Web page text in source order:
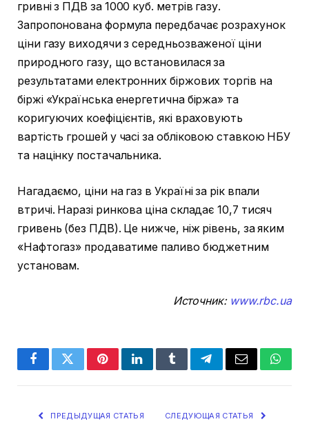
гривні з ПДВ за 1000 куб. метрів газу.
Запропонована формула передбачає розрахунок
ціни газу виходячи з середньозваженої ціни
природного газу, що встановилася за
результатами електронних біржових торгів на
біржі «Українська енергетична біржа» та
коригуючих коефіцієнтів, які враховують
вартість грошей у часі за обліковою ставкою НБУ
та націнку постачальника.
Нагадаємо, ціни на газ в Україні за рік впали
втричі. Наразі ринкова ціна складає 10,7 тисяч
гривень (без ПДВ). Це нижче, ніж рівень, за яким
«Нафтогаз» продаватиме паливо бюджетним
установам.
Источник: www.rbc.ua
FacebookTwitterPinterestLinkedInTumblrTelegramEmail
ПРЕДЫДУЩАЯ СТАТЬЯ СЛЕДУЮЩАЯ СТАТЬЯ